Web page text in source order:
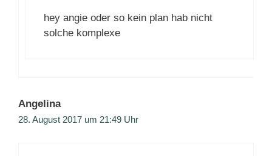
hey angie oder so kein plan hab nicht
solche komplexe
Angelina
28. August 2017 um 21:49 Uhr